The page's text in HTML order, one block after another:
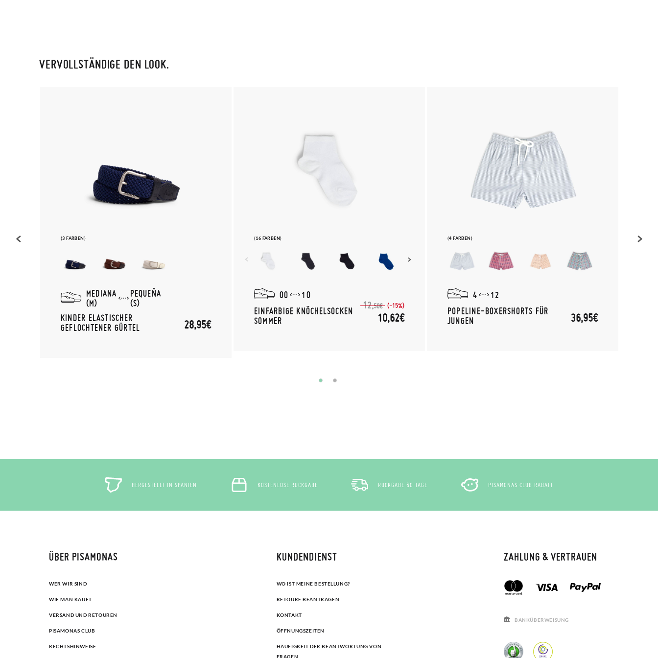
VERVOLLSTÄNDIGE DEN LOOK.
(3 FARBEN)
MEDIANA
(M)
PEQUEÑA
(S)
KINDER ELASTISCHER
GEFLOCHTENER GÜRTEL
28,95€
(16 FARBEN)
00
10
EINFARBIGE KNÖCHELSOCKEN
SOMMER
12,50€ (-15%)
10,62€
(4 FARBEN)
4
12
POPELINE-BOXERSHORTS FÜR
JUNGEN
36,95€
(1
HERGESTELLT IN SPANIEN KOSTENLOSE RÜCKGABE RÜCKGABE 60 TAGE PISAMONAS CLUB RABATT
ÜBER PISAMONAS
WER WIR SIND
WIE MAN KAUFT
VERSAND UND RETOUREN
PISAMONAS CLUB
RECHTSHINWEISE
KUNDENDIENST
WO IST MEINE BESTELLUNG?
RETOURE BEANTRAGEN
KONTAKT
ÖFFNUNGSZEITEN
HÄUFIGKEIT DER BEANTWORTUNG VON
FRAGEN
ZAHLUNG & VERTRAUEN
BANKÜBERWEISUNG